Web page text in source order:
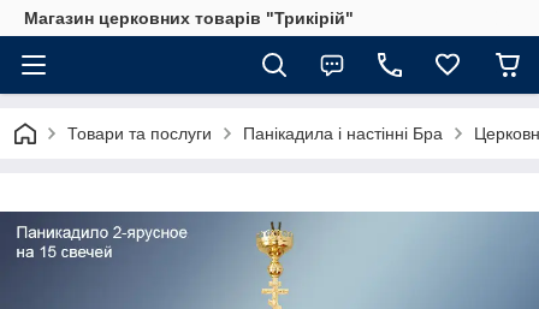
Магазин церковних товарів "Трикірій"
Товари та послуги Панікадила і настінні Бра